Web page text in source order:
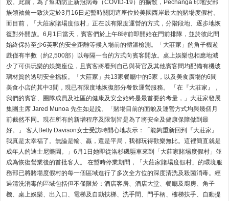
假
村」
重
新
啟
業
有
限
度
地
恢
復
部
分
運
營
向
公
眾
開
放
放。此前，為了幫助防止新冠病毒（COVID-19）的擴散，Pechanga 印地安部
族領袖曾一致決定於3月16日起暫時關閉這座位於美國西岸最大的賭場度假村。
而目前，「大莊家賭場度假村」正在以有限度運營的方式，分階段地、逐步地恢
復對外開放。6月1日當天，賓客們於上午8時前即開始在門前排隊，並於彼此間
始終保持至少6英呎的安全距離等候入場前的體溫檢測。「大莊家」的角子機遊
戲僅有半數（約2,500部）以每隔一台的方式向賓客開放。桌上娛樂也相應地減
少了可供玩樂的娛樂座位，且賓客將看到自己與荷官及其他賓客間均配備有機玻
璃材質的透明安全擋板。「大莊家」共13家餐廳中的5家，以及美食廣場的6間
美食小店的其中3間，現已有限度地恢復部分餐飲運營服務。 「在『大莊家』，
我們的賓客、團隊成員及社區的健康及安全始終是最首要的考量，」大莊家發展
集團主席 Jared Munoa 先生如是說。「賭場目前的面貌及運營方式均與幾個月
前截然不同。現在所有的新增程序及限制皆是為了將安全及健康保障做到最
好。」 客人Betty Davison女士受訪時開心地表示：「能夠重新回到『大莊家』
我真是太幸福了。無論是輸、贏，還是平局，我都玩得歡樂無比。這裡簡直就是
成年人的迪士尼樂園。」6月1日她即從洛杉磯驅車來到「大莊家賭場度假村」並
成為恢復營業後的首批客人。 在暫時停業期間，「大莊家賭場度假村」的環境服
務部已將賭場度假村的每一個區域進行了多次全方位的深度清洗及殺菌消毒。經
過清洗消毒的區域包括但不僅限於：酒店客房、酒店大堂、餐廳及廚房、角子
機、桌上娛樂、出入口、電梯及自動扶梯、洗手間、門手柄、樓梯扶手、自動提